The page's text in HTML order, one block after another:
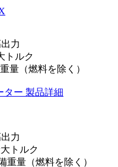
力
トルク
量（燃料を除く）
ター 製品詳細
力
トルク
重量（燃料を除く）